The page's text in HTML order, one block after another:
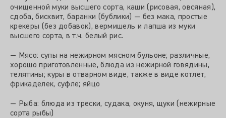
очищенной муки высшего сорта, каши (рисовая, овсяная),
сдоба, бисквит, баранки (бублики) — без мака, простые
крекеры (без добавок), вермишель и лапша из муки
высшего сорта, в т.ч. белый рис.
— Мясо: супы на нежирном мясном бульоне; различные,
хорошо приготовленные, блюда из нежирной говядины,
телятины; куры в отварном виде, также в виде котлет,
фрикаделек, суфле; яйцо
— Рыба: блюда из трески, судака, окуня, щуки (нежирные
сорта рыбы)